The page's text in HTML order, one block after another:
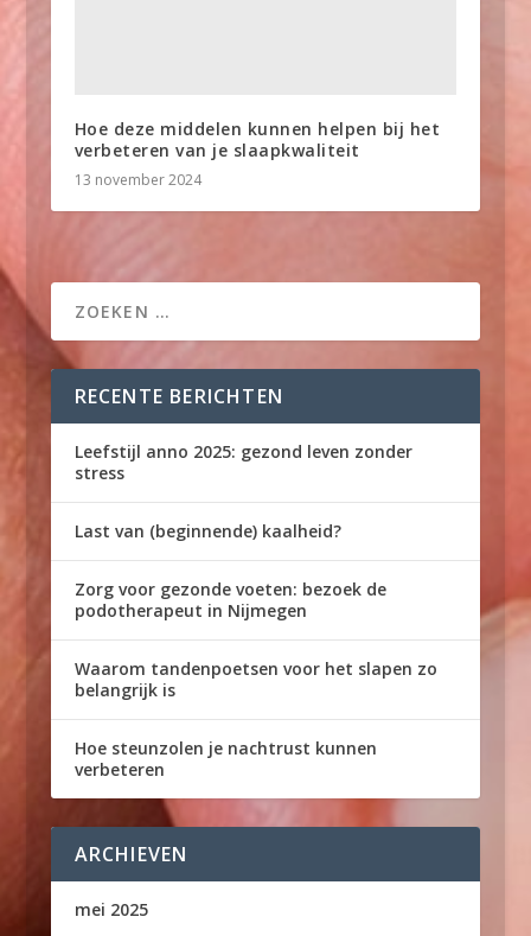
Hoe deze middelen kunnen helpen bij het
verbeteren van je slaapkwaliteit
13 november 2024
RECENTE BERICHTEN
Leefstijl anno 2025: gezond leven zonder
stress
Last van (beginnende) kaalheid?
Zorg voor gezonde voeten: bezoek de
podotherapeut in Nijmegen
Waarom tandenpoetsen voor het slapen zo
belangrijk is
Hoe steunzolen je nachtrust kunnen
verbeteren
ARCHIEVEN
mei 2025